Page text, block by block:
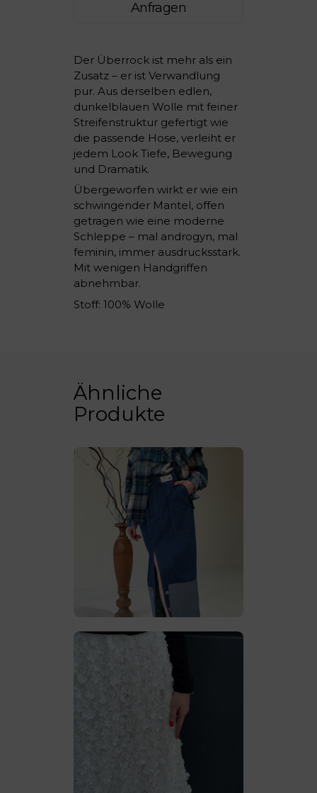
Anfragen
Der Überrock ist mehr als ein
Zusatz – er ist Verwandlung
pur. Aus derselben edlen,
dunkelblauen Wolle mit feiner
Streifenstruktur gefertigt wie
die passende Hose, verleiht er
jedem Look Tiefe, Bewegung
und Dramatik.
Übergeworfen wirkt er wie ein
schwingender Mantel, offen
getragen wie eine moderne
Schleppe – mal androgyn, mal
feminin, immer ausdrucksstark.
Mit wenigen Handgriffen
abnehmbar.
Stoff: 100% Wolle
Ähnliche
Produkte
00
Spitzenrock Mit 3D-
Blumenapplikationen